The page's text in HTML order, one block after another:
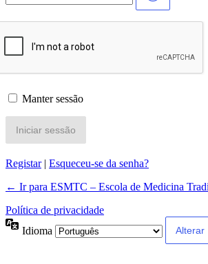
Manter sessão
Registar| Esqueceu-se da senha?
← Ir para ESMTC – Escola de Medicina
Política de privacidade
Idioma